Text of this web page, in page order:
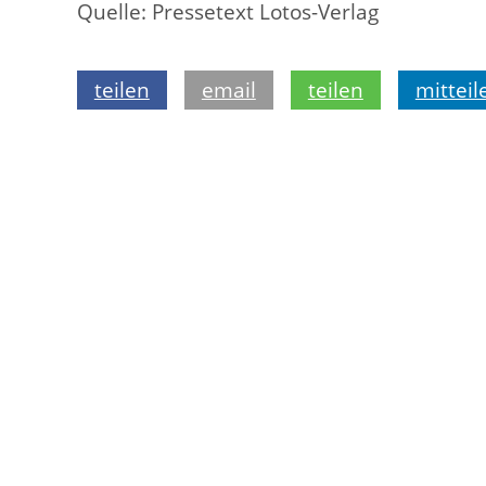
Quelle: Pressetext Lotos-Verlag
teilen email teilen